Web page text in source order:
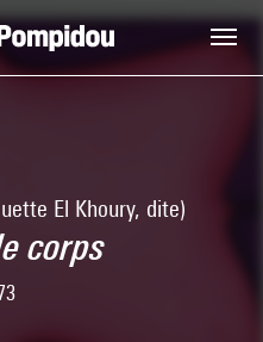
El Khoury, dite)
corps